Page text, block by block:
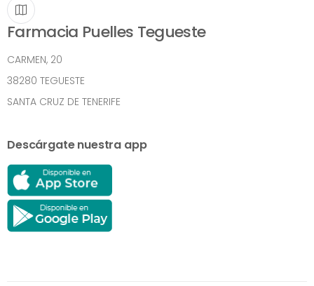
Farmacia Puelles Tegueste
CARMEN, 20
38280 TEGUESTE
SANTA CRUZ DE TENERIFE
Descárgate nuestra app